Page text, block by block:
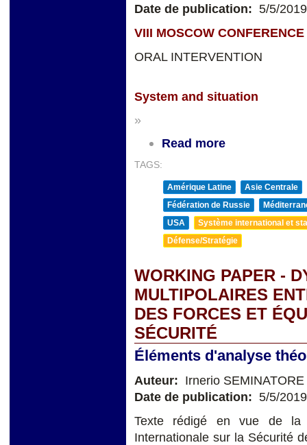
Date de publication: 5/5/2019
VIII MOSCOW
ORAL INTERVENTION
System and situation
»
Read more
TAGS:
Amérique Latine
Asie Centrale
Fédération de Russie
USA
Système international et
Défense/Stratégie
WORKING PAPER -
MULTIPOLAIRES
DES FORCES ET
SÉCURITÉ
Éléments d'analyse
Auteur: Irnerio SEMINATORE
Date de publication: 5/5/2019
Texte rédigé en vue de la
Internationale sur la Sécurité